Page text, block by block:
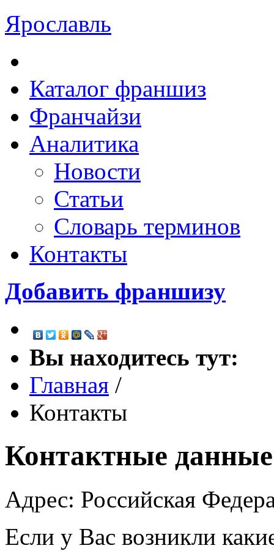
Ярославль
Каталог франшиз
Франчайзи
Аналитика
Новости
Статьи
Словарь терминов
Контакты
Добавить франшизу
Вы находитесь тут:
Главная /
Контакты
Контактные данные
Адрес: Российская
Если у Вас возникли